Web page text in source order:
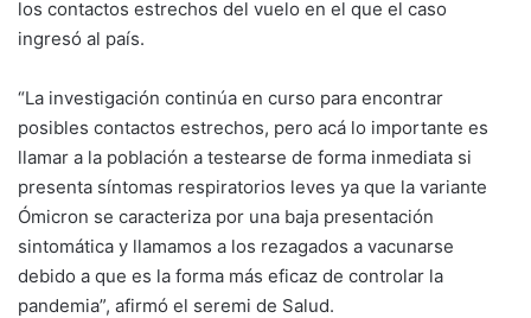
los contactos estrechos del vuelo en el que el caso
ingresó al país.
“La investigación continúa en curso para encontrar
posibles contactos estrechos, pero acá lo importante es
llamar a la población a testearse de forma inmediata si
presenta síntomas respiratorios leves ya que la variante
Ómicron se caracteriza por una baja presentación
sintomática y llamamos a los rezagados a vacunarse
debido a que es la forma más eficaz de controlar la
pandemia”, afirmó el seremi de Salud.